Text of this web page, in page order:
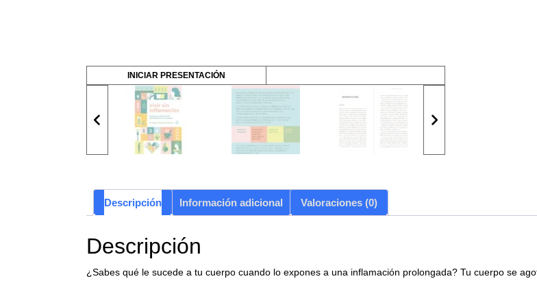
INICIAR PRESENTACIÓN
Descripción Información adicional Valoraciones (0)
Descripción
¿Sabes qué le sucede a tu cuerpo cuando lo expones a una inflamación prolongada? Tu cuerpo se